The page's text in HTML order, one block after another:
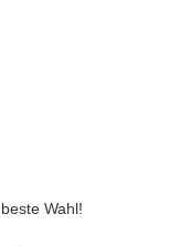
Wahl!